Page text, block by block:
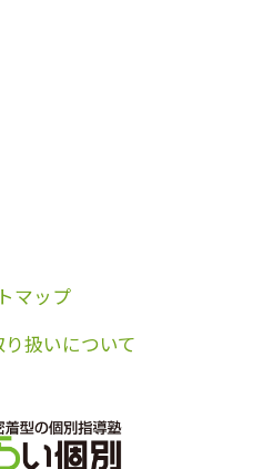
マップ
扱いについて